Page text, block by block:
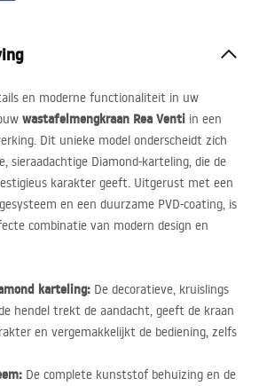
en moderne functionaliteit in uw
wastafelmengkraan Rea Venti in een
Dit unieke model onderscheidt zich
sieraadachtige Diamond-karteling, die de
karakter geeft. Uitgerust met een
en een duurzame PVD-coating, is
combinatie van modern design en
karteling: De decoratieve, kruislings
hendel trekt de aandacht, geeft de kraan
en vergemakkelijkt de bediening, zelfs
De complete kunststof behuizing en de